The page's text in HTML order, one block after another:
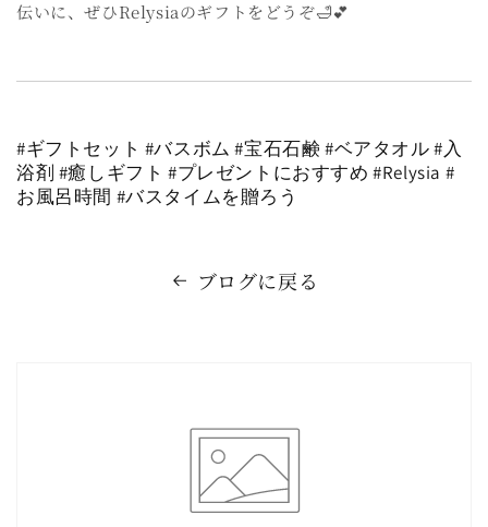
伝いに、ぜひRelysiaのギフトをどうぞ🛁💕
#ギフトセット #バスボム #宝石石鹸 #ベアタオル #入
浴剤 #癒しギフト #プレゼントにおすすめ #Relysia #
お風呂時間 #バスタイムを贈ろう
ブログに戻る